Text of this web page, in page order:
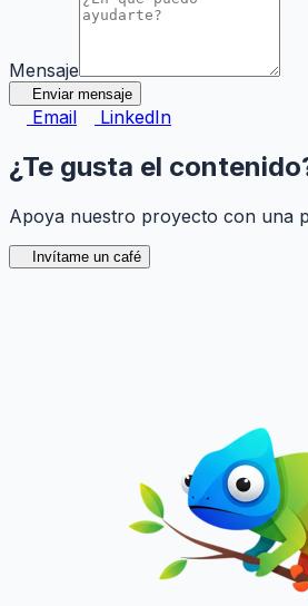
Mensaje
Enviar mensaje
Email LinkedIn
¿Te gusta el
Apoya nuestro proyecto con una
Invítame un café